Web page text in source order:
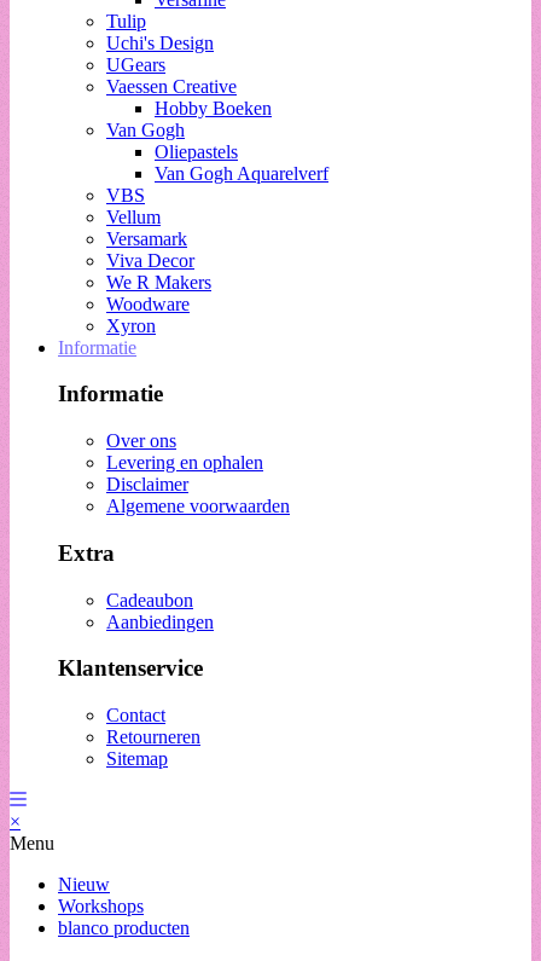
Tulip
Uchi's Design
UGears
Vaessen Creative
Hobby Boeken
Van Gogh
Oliepastels
Van Gogh Aquarelverf
VBS
Vellum
Versamark
Viva Decor
We R Makers
Woodware
Xyron
Informatie
Informatie
Over ons
Levering en ophalen
Disclaimer
Algemene voorwaarden
Extra
Cadeaubon
Aanbiedingen
Klantenservice
Contact
Retourneren
Sitemap
×
Menu
Nieuw
Workshops
blanco producten